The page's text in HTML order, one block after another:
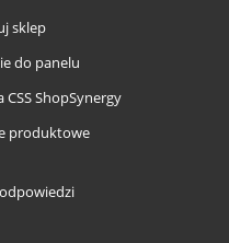
sklep
do panelu
CSS ShopSynergy
produktowe